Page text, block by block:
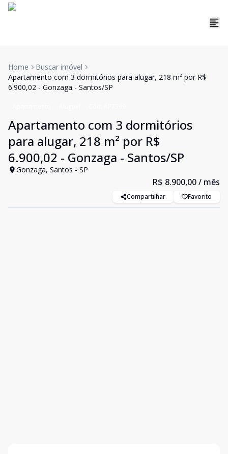
Home
Buscar imóvel
Apartamento com 3 dormitórios para alugar, 218 m² por R$
6.900,02 - Gonzaga - Santos/SP
Apartamento com 3 dormitórios
para alugar, 218 m² por R$
6.900,02 - Gonzaga - Santos/SP
Gonzaga, Santos - SP
R$ 8.900,00/ mês
Compartilhar Favorito